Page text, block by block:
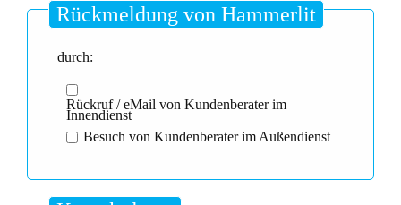
Rückmeldung von Hammerlit
durch:
Rückruf / eMail von Kundenberater im
Innendienst
Besuch von Kundenberater im Außendienst